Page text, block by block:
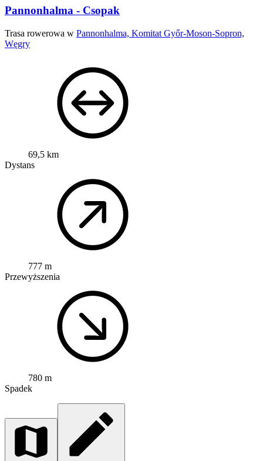
Pannonhalma - Csopak
Trasa rowerowa w Pannonhalma, Komitat Győr-Moson-Sopron,
Węgry
69,5 km
Dystans
777 m
Przewyższenia
780 m
Spadek